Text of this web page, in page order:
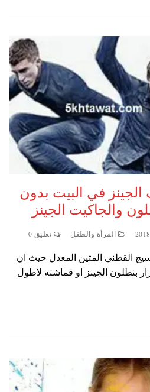
في البيت بدون
والجاكيت الجينز
المرأة والطفل تعليق 0
القطني المتين المعدل حيث ان
بنطلون الجينز او قماشته لاطول